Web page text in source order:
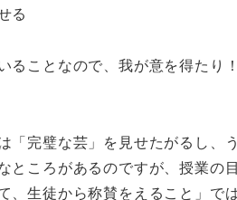
る
ることなので、我が意を得たり
「完璧な芸」を見せたがるし、
ところがあるのですが、授業の
、生徒から称賛をえること」で